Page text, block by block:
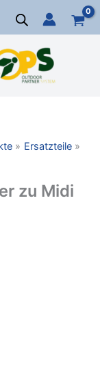
Ersatzteile
zu Midi